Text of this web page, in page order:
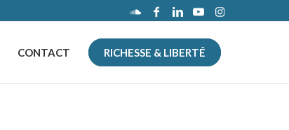
CONTACT RICHESSE & LIBERTÉ